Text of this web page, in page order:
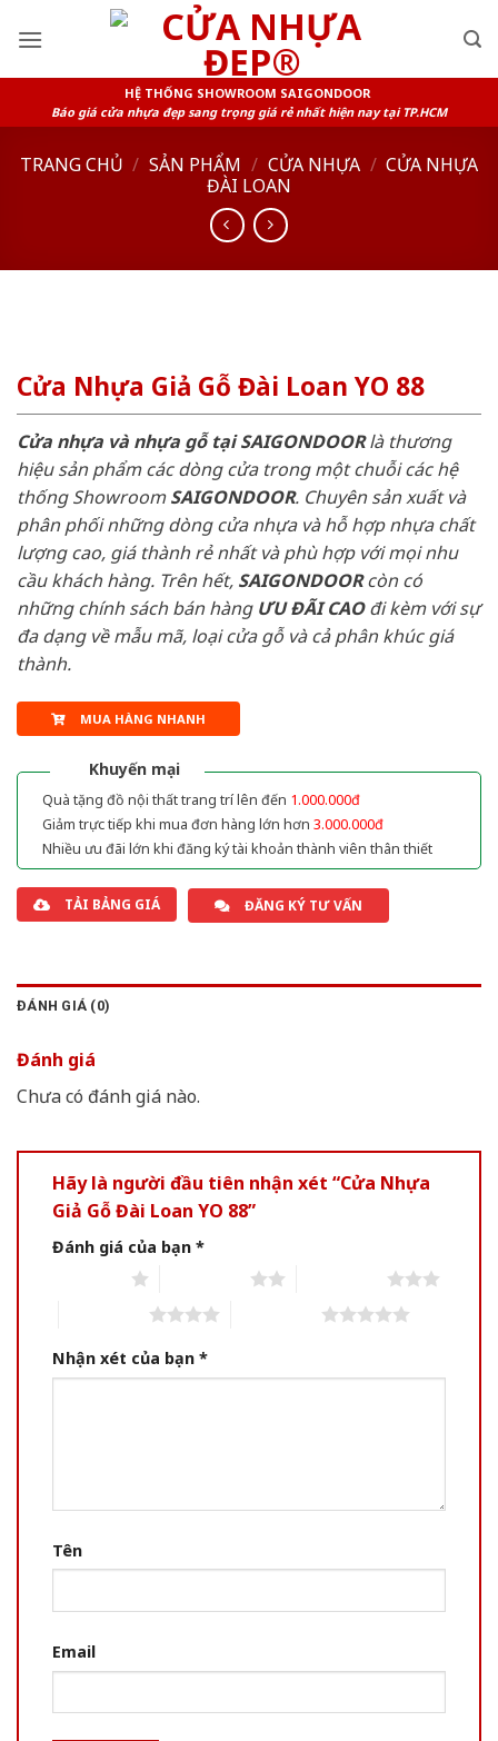
HỆ THỐNG SHOWROOM SAIGONDOOR
Báo giá cửa nhựa đẹp sang trọng giá rẻ nhất hiện nay tại TP.HCM
TRANG CHỦ / SẢN PHẨM / CỬA NHỰA / CỬA NHỰA
ĐÀI LOAN
Cửa Nhựa Giả Gỗ Đài Loan YO 88
Cửa nhựa và nhựa gỗ tại SAIGONDOORlà thương
hiệu sản phẩm các dòng cửa trong một chuỗi các hệ
thống ShowroomSAIGONDOOR. Chuyên sản xuất và
phân phối những dòng cửa nhựa và hỗ hợp nhựa chất
lượng cao, giá thành rẻ nhất và phù hợp với mọi nhu
cầu khách hàng. Trên hết, SAIGONDOORcòn có
những chính sách bán hàng ƯU ĐÃI CAOđi kèm với sự
đa dạng về mẫu mã, loại cửa gỗ và cả phân khúc giá
thành.
MUA HÀNG NHANH
Khuyến mại
Quà tặng đồ nội thất trang trí lên đến 1.000.000đ
Giảm trực tiếp khi mua đơn hàng lớn hơn 3.000.000đ
Nhiều ưu đãi lớn khi đăng ký tài khoản thành viên thân thiết
TẢI BẢNG GIÁ ĐĂNG KÝ TƯ VẤN
ĐÁNH GIÁ (0)
Đánh giá
Chưa có đánh giá nào.
Hãy là người đầu tiên nhận xét “Cửa Nhựa
Giả Gỗ Đài Loan YO 88”
Đánh giá của bạn *
Nhận xét của bạn *
Tên
Email